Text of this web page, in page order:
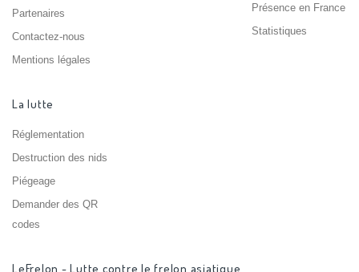
Partenaires
Contactez-nous
Mentions légales
Présence en France
Statistiques
La lutte
Réglementation
Destruction des nids
Piégeage
Demander des QR
codes
LeFrelon - Lutte contre le frelon asiatique